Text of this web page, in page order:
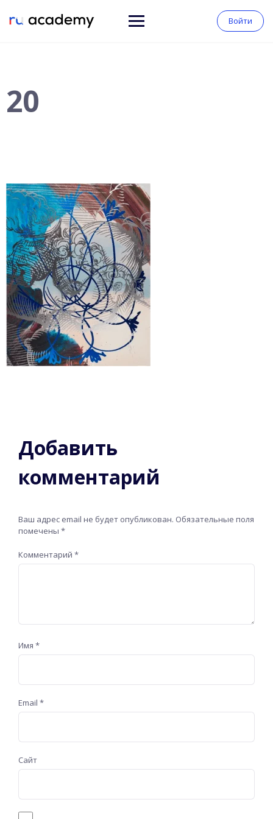
Войти
20
Добавить
комментарий
Ваш адрес email не будет опубликован. Обязательные поля
помечены *
Комментарий *
Имя *
Email *
Сайт